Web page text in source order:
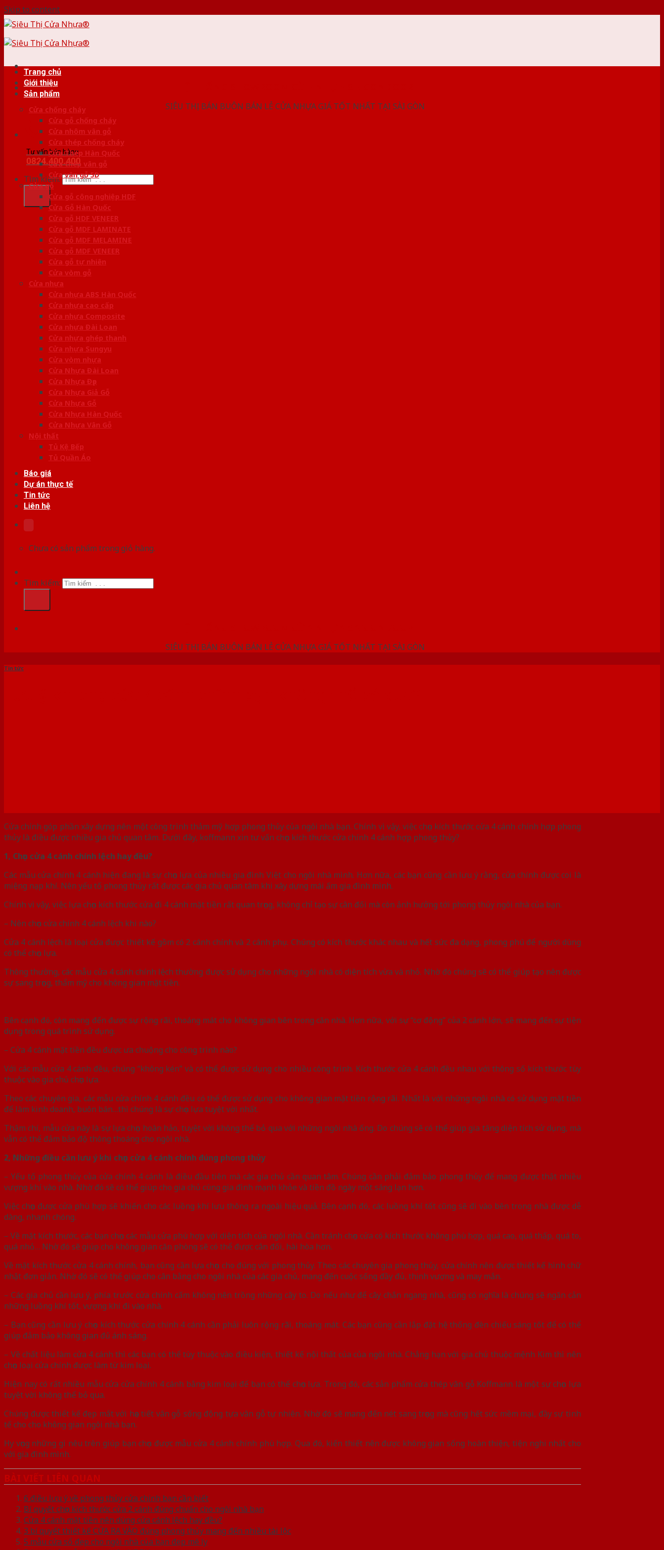
Skip to content
SIÊU THỊ BÁN BUÔN BÁN LẺ CỬA NHỰA GIÁ TỐT NHẤT TẠI SÀI GÒN
Tư vấn bán hàng
0824.400.400
Tìm kiếm:
Trang chủ
Giới thiệu
Sản phẩm
Cửa chống cháy
Cửa gỗ chống cháy
Cửa nhôm vân gỗ
Cửa thép chống cháy
Cửa Thép Hàn Quốc
Cửa thép vân gỗ
Cửa vân gỗ 5D
Cửa gỗ
Cửa gỗ công nghiệp HDF
Cửa Gỗ Hàn Quốc
Cửa gỗ HDF VENEER
Cửa gỗ MDF LAMINATE
Cửa gỗ MDF MELAMINE
Cửa gỗ MDF VENEER
Cửa gỗ tự nhiên
Cửa vòm gỗ
Cửa nhựa
Cửa nhựa ABS Hàn Quốc
Cửa nhựa cao cấp
Cửa nhựa Composite
Cửa nhựa Đài Loan
Cửa nhựa ghép thanh
Cửa nhựa Sungyu
Cửa vòm nhựa
Cửa Nhựa Đài Loan
Cửa Nhựa Đẹp
Cửa Nhựa Giả Gỗ
Cửa Nhựa Gỗ
Cửa Nhựa Hàn Quốc
Cửa Nhựa Vân Gỗ
Nội thất
Tủ Kệ Bếp
Tủ Quần Áo
Báo giá
Dự án thực tế
Tin tức
Liên hệ
Chưa có sản phẩm trong giỏ hàng.
Tìm kiếm:
SIÊU THỊ BÁN BUÔN BÁN LẺ CỬA NHỰA GIÁ TỐT NHẤT TẠI SÀI GÒN
Tin tức
Cửa chính góp phần xây dựng nên một công trình thảm mỹ hợp phong thủy của ngôi nhà bạn. Chính vì vậy, việc chọn kích thước cửa 4 cánh chính hợp phong
thủy là điều được nhiều gia chủ quan tâm. Dưới đây, koffmann xin tư vấn chọn kích thước cửa chính 4 cánh hợp phong thủy?
1, Chọn cửa 4 cánh chính lệch hay đều?
Các mẫu cửa chính 4 cánh hiện đang là sự chọn lựa của nhiều gia đình Việt cho ngôi nhà mình. Hơn nữa, các bạn cũng cần lưu ý rằng, cửa chính được coi là
miệng nạp khí. Nên yếu tố phong thủy rất được các gia chủ quan tâm khi xây dựng mái ấm gia đình mình.
Chính vì vậy, việc lựa chọn kích thước cửa đi 4 cánh mặt tiền rất quan trọng, không chỉ tạo sự cân đối mà còn ảnh hưởng tới phong thủy ngôi nhà của bạn.
– Nên chọn cửa chính 4 cánh lệch khi nào?
Cửa 4 cánh lệch là loại cửa được thiết kế gồm có 2 cánh chính và 2 cánh phụ. Chúng có kích thước khác nhau và hết sức đa dạng, phong phú để người dùng
có thể chọn lựa.
Thông thường, các mẫu cửa 4 cánh chính lệch thường được sử dụng cho những ngôi nhà có diện tích vừa và nhỏ. Nhờ đó chúng sẽ có thể giúp tạo nên được
sự sang trọng, thẩm mỹ cho không gian mặt tiền.
Bên cạnh đó, còn mang đến được sự rộng rãi, thoáng mát cho không gian bên trong căn nhà. Hơn nữa, với sự “cơ động” của 2 cánh lớn, sẽ mang đến sự tiện
dụng trong quá trình sử dụng.
– Cửa 4 cánh mặt tiền đều được ưa chuộng cho công trình nào?
Với các mẫu cửa 4 cánh đều, chúng “không kén” và có thể được sử dụng cho nhiều công trình. Kích thước cửa 4 cánh đều nhau với thông số kích thước tùy
thuộc vào gia chủ chọn lựa.
Theo các chuyên gia, các mẫu cửa chính 4 cánh đều có thể được sử dụng cho không gian mặt tiền rộng rãi. Nhất là với những ngôi nhà có sử dụng mặt tiền
để làm kinh doanh, buôn bán…thì chúng là sự chọn lựa tuyệt vời nhất.
Thậm chí, mẫu cửa này là sự lựa chọn hoàn hảo, tuyệt vời không thể bỏ qua với những ngôi nhà ống. Do chúng sẽ có thể giúp gia tăng diện tích sử dụng, mà
vẫn có thể đảm bảo độ thông thoáng cho ngôi nhà.
2, Những điều cần lưu ý khi chọn cửa 4 cánh chính đúng phong thủy
– Yếu tố phong thủy của cửa chính 4 cánh là điều đầu tiên mà các gia chủ cần quan tâm. Chúng cần phải đảm bảo phong thủy để mang được thật nhiều
vượng khí vào nhà. Nhờ đó sẽ có thể giúp cho gia chủ cùng gia đình mạnh khỏe và tiền đồ ngày một sáng lạn hơn.
Việc chọn được cửa phù hợp sẽ khiến cho các luồng khí lưu thông ra ngoài hiệu quả. Bên cạnh đó, các luồng khí tốt cũng sẽ đi vào bên trong nhà được dễ
dàng, nhanh chóng.
– Về mặt kích thước, các bạn chọn các mẫu cửa phù hợp với diện tích của ngôi nhà. Cần tránh chọn cửa có kích thước không phù hợp, quá cao, quá thấp, quá to,
quá nhỏ… Nhờ đó sẽ giúp cho không gian căn phòng sẽ có thể được cân đối, hài hòa hơn.
Về mặt kích thước cửa 4 cánh chính, bạn cũng cần lựa chọn cho đúng với phong thủy. Theo các chuyên gia phong thủy, cửa chính nên được thiết kế hình chữ
nhật đơn giản. Nhờ đó sẽ có thể giúp cho cân bằng cho ngôi nhà của các gia chủ, mang đến cuộc sống đầy đủ, thịnh vượng và may mắn.
– Các gia chủ cần lưu ý, phía trước cửa chính cấm không nên trồng những cây to. Do nếu như để cây chắn ngang nhà, cũng có nghĩa là chúng sẽ ngăn cản
những luồng khí tốt, vượng khí đi vào nhà.
– Bạn cũng cần lưu ý chọn kích thước cửa chính 4 cánh cần phải luôn rộng rãi, thoáng mát. Các bạn cũng cần lắp đặt hệ thống đèn chiếu sáng tốt để có thể
giúp đảm bảo không gian đủ ánh sáng.
– Về chất liệu làm cửa 4 cánh thì các bạn có thể tùy thuộc vào điều kiện, thiết kế nội thất của của ngôi nhà. Chẳng hạn với gia chủ thuộc mệnh Kim thì nên
chọn loại cửa chính được làm từ kim loại.
Hiện nay có rất nhiều mẫu cửa cửa chính 4 cánh bằng kim loại để bạn có thể chọn lựa. Trong đó, các sản phẩm cửa thép vân gỗ Koffmann là một sự chọn lựa
tuyệt vời không thể bỏ qua.
Chúng được thiết kế đẹp mắt với họa tiết vân gỗ sống động tựa vân gỗ tự nhiên. Nhờ đó sẽ mang đến nét sang trọng mà cũng hết sức mềm mại, đầy sự tinh
tế cho cho không gian ngôi nhà bạn.
Hy vọng những gì nêu trên giúp bạn chọn được mẫu cửa 4 cánh chính phù hợp. Qua đó, kiến thiết nên được không gian sống hoàn thiện, tiện nghi nhất cho
với gia đình mình.
BÀI VIẾT LIÊN QUAN
6 điều lưu ý về phong thủy cửa chính bạn cần biết
Bí quyết chọn kích thước cửa 2 cánh đúng chuẩn cho ngôi nhà bạn
Cửa 4 cánh mặt tiền nên dùng cửa cánh lệch hay đều?
3 bí quyết thiết kế CỬA RA VÀO đúng phong thủy mang đến nhiều tài lộc
5 mẫu cửa sổ đẹp cho ngôi nhà của bạn đẹp mê ly